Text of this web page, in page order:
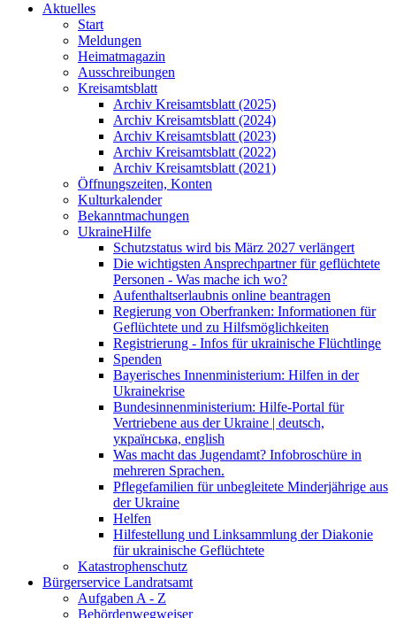
Aktuelles
Start
Meldungen
Heimatmagazin
Ausschreibungen
Kreisamtsblatt
Archiv Kreisamtsblatt (2025)
Archiv Kreisamtsblatt (2024)
Archiv Kreisamtsblatt (2023)
Archiv Kreisamtsblatt (2022)
Archiv Kreisamtsblatt (2021)
Öffnungszeiten, Konten
Kulturkalender
Bekanntmachungen
UkraineHilfe
Schutzstatus wird bis März 2027 verlängert
Die wichtigsten Ansprechpartner für geflüchtete
Personen - Was mache ich wo?
Aufenthaltserlaubnis online beantragen
Regierung von Oberfranken: Informationen für
Geflüchtete und zu Hilfsmöglichkeiten
Registrierung - Infos für ukrainische Flüchtlinge
Spenden
Bayerisches Innenministerium: Hilfen in der
Ukrainekrise
Bundesinnenministerium: Hilfe-Portal für
Vertriebene aus der Ukraine | deutsch,
українська, english
Was macht das Jugendamt? Infobroschüre in
mehreren Sprachen.
Pflegefamilien für unbegleitete Minderjährige aus
der Ukraine
Helfen
Hilfestellung und Linksammlung der Diakonie
für ukrainische Geflüchtete
Katastrophenschutz
Bürgerservice Landratsamt
Aufgaben A - Z
Behördenwegweiser